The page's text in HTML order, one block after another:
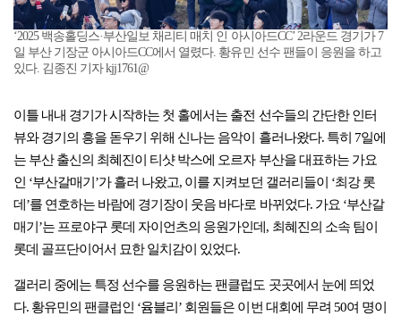
‘2025 백송홀딩스·부산일보 채리티 매치 인 아시아드CC’ 2라운드 경기가 7
일 부산 기장군 아시아드CC에서 열렸다. 황유민 선수 팬들이 응원을 하고
있다. 김종진 기자 kjj1761@
이틀 내내 경기가 시작하는 첫 홀에서는 출전 선수들의 간단한 인터
뷰와 경기의 흥을 돋우기 위해 신나는 음악이 흘러나왔다. 특히 7일에
는 부산 출신의 최혜진이 티샷 박스에 오르자 부산을 대표하는 가요
인 ‘부산갈매기’가 흘러 나왔고, 이를 지켜보던 갤러리들이 ‘최강 롯
데’를 연호하는 바람에 경기장이 웃음 바다로 바뀌었다. 가요 ‘부산갈
매기’는 프로야구 롯데 자이언츠의 응원가인데, 최혜진의 소속 팀이
롯데 골프단이어서 묘한 일치감이 있었다.
갤러리 중에는 특정 선수를 응원하는 팬클럽도 곳곳에서 눈에 띄었
다. 황유민의 팬클럽인 ‘윰블리’ 회원들은 이번 대회에 무려 50여 명이